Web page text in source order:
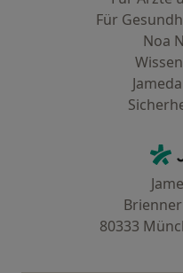
Für
Noa
80333